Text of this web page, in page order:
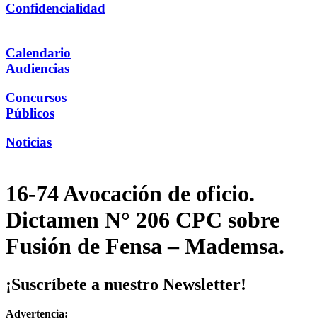
Confidencialidad
Calendario
Audiencias
Concursos
Públicos
Noticias
16-74 Avocación de oficio.
Dictamen N° 206 CPC sobre
Fusión de Fensa – Mademsa.
¡Suscríbete a nuestro Newsletter!
Advertencia: